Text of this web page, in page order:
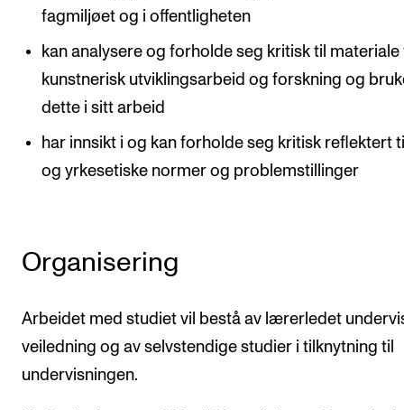
fagmiljøet og i offentligheten
kan analysere og forholde seg kritisk til materiale
kunstnerisk utviklingsarbeid og forskning og
dette i sitt arbeid
har innsikt i og kan forholde seg kritisk reflektert
og yrkesetiske normer og problemstillinger
Organisering
Arbeidet med studiet vil bestå av lærerledet
veiledning og av selvstendige studier i tilknytning til
undervisningen.